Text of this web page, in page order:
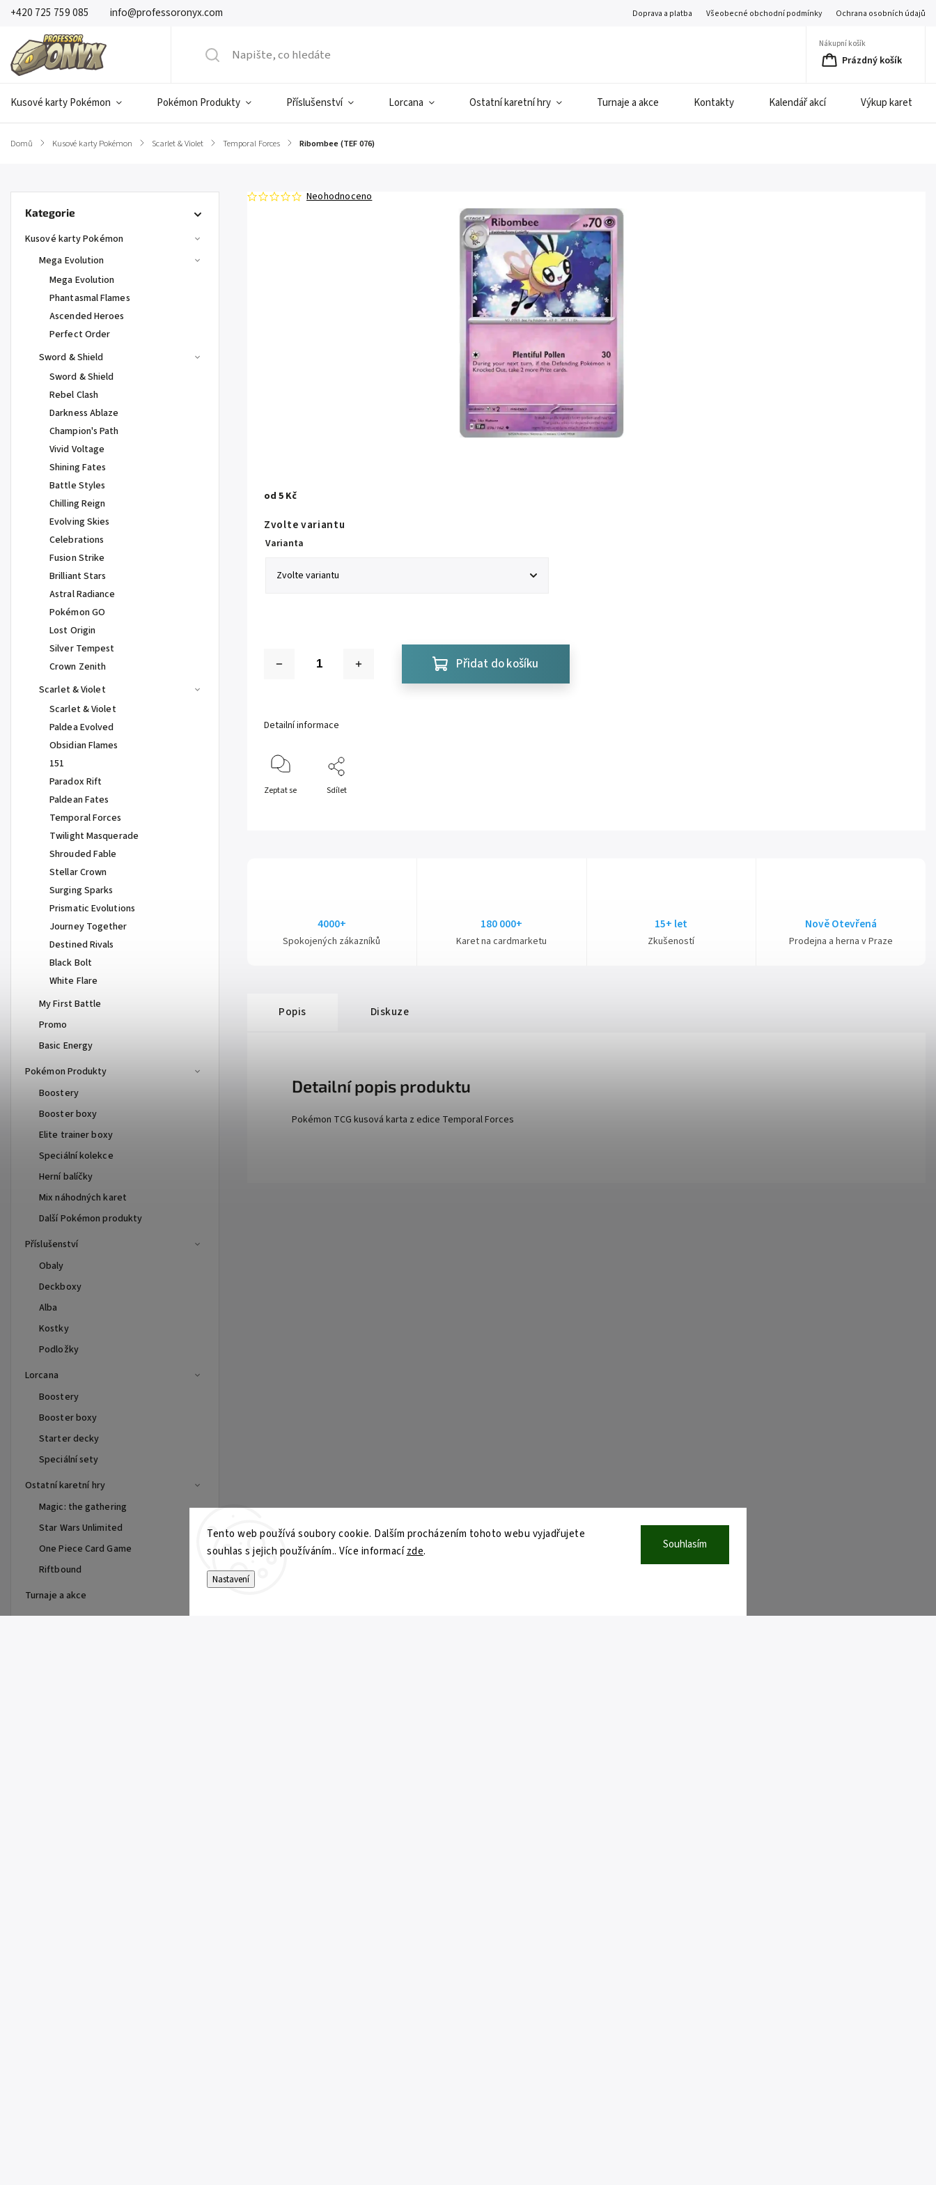
Tento web používá soubory cookie. Dalším procházením tohoto webu vyjadřujete
souhlas s jejich používáním.. Více informacízde.
Nastavení
Souhlasím
+420 725 759 085 info@professoronyx.com Doprava a platba Všeobecné obchodní podmínky Ochrana osobních údajů
Nákupní košík
Prázdný košík
Kusové karty Pokémon Pokémon Produkty Příslušenství Lorcana Ostatní karetní hry Turnaje a akce Kontakty Kalendář akcí Výkup karet
Domů / Kusové karty Pokémon / Scarlet & Violet / Temporal Forces / Ribombee (TEF 076)
Kategorie
Kusové karty Pokémon
Mega Evolution
Mega Evolution
Phantasmal Flames
Ascended Heroes
Perfect Order
Sword & Shield
Sword & Shield
Rebel Clash
Darkness Ablaze
Champion's Path
Vivid Voltage
Shining Fates
Battle Styles
Chilling Reign
Evolving Skies
Celebrations
Fusion Strike
Brilliant Stars
Astral Radiance
Pokémon GO
Lost Origin
Silver Tempest
Crown Zenith
Scarlet & Violet
Scarlet & Violet
Paldea Evolved
Obsidian Flames
151
Paradox Rift
Paldean Fates
Temporal Forces
Twilight Masquerade
Shrouded Fable
Stellar Crown
Surging Sparks
Prismatic Evolutions
Journey Together
Destined Rivals
Black Bolt
White Flare
My First Battle
Promo
Basic Energy
Pokémon Produkty
Boostery
Booster boxy
Elite trainer boxy
Speciální kolekce
Herní balíčky
Mix náhodných karet
Další Pokémon produkty
Příslušenství
Obaly
Deckboxy
Alba
Kostky
Podložky
Lorcana
Boostery
Booster boxy
Starter decky
Speciální sety
Ostatní karetní hry
Magic: the gathering
Star Wars Unlimited
One Piece Card Game
Riftbound
Turnaje a akce
Neohodnoceno
od 5 Kč
Zvolte variantu
Varianta
Přidat do košíku
Detailní informace
Zeptat se Sdílet
4000+
Spokojených zákazníků
180 000+
Karet na cardmarketu
15+ let
Zkušeností
Nově Otevřená
Prodejna a herna v Praze
Popis Diskuze
Detailní popis produktu
Pokémon TCG kusová karta z edice Temporal Forces